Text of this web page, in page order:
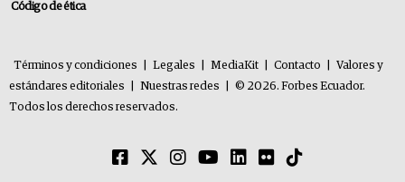
Código de ética
Términos y condiciones Legales MediaKit Contacto
Valores y
estándares editoriales
Nuestras redes
© 2026. Forbes Ecuador.
Todos los derechos reservados.